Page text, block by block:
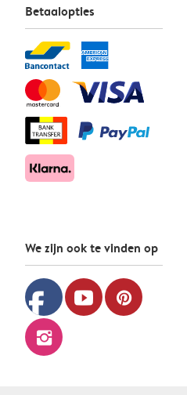
Betaalopties
We zijn ook te vinden op
facebook youtube pinterest
instagram